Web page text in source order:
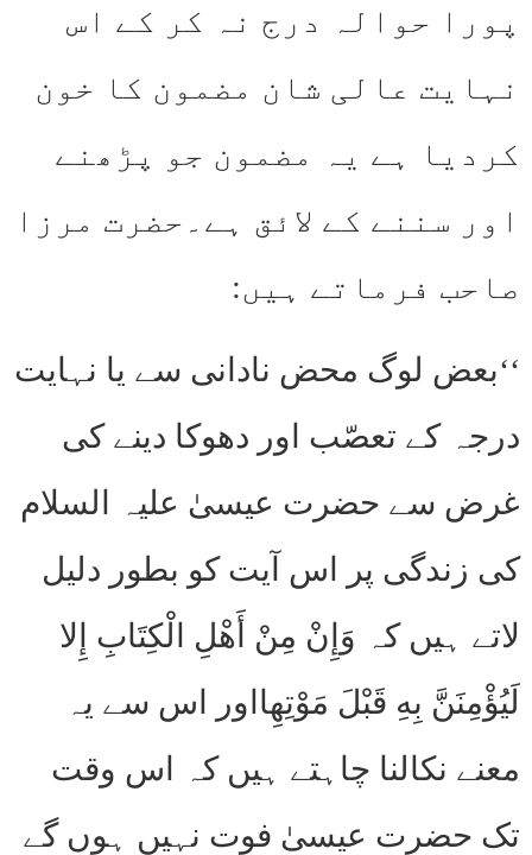
پورا حوالہ درج نہ کر کے اس
نہایت عالی شان مضمون کا خون
کردیا ہے یہ مضمون جو پڑھنے
اور سننے کے لائق ہے۔حضرت مرزا
صاحب فرماتے ہیں:
‘‘بعض لوگ محض نادانی سے یا نہایت
درجہ کے تعصّب اور دھوکا دینے کی
غرض سے حضرت عیسیٰ علیہ السلام
کی زندگی پر اس آیت کو بطور دلیل
لاتے ہیں کہ وَإِنْ مِنْ أَهْلِ الْكِتَابِ إِلا
لَيُؤْمِنَنَّ بِهِ قَبْلَ مَوْتِهِااور اس سے یہ
معنے نکالنا چاہتے ہیں کہ اس وقت
تک حضرت عیسیٰ فوت نہیں ہوں گے